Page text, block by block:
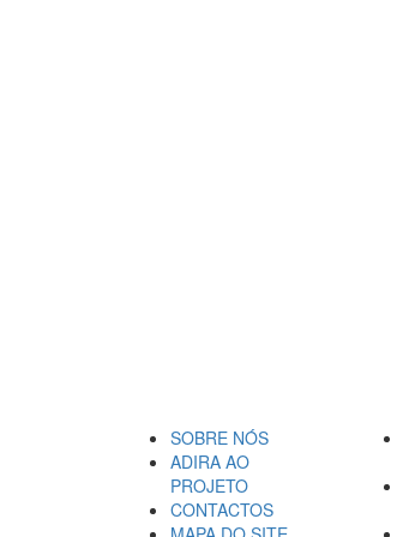
SOBRE NÓS
ADIRA AO
PROJETO
CONTACTOS